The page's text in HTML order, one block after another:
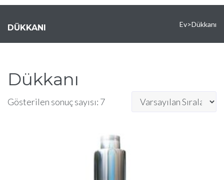
DÜKKANI Ev>Dükkanı
Dükkanı
Gösterilen sonuç sayısı: 7